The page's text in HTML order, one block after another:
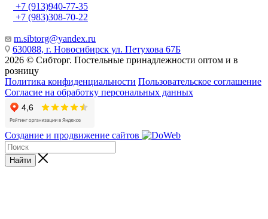
+7 (913)940-77-35
+7 (983)308-70-22
m.sibtorg@yandex.ru
630088, г. Новосибирск ул. Петухова 67Б
2026 © Сибторг. Постельные принадлежности оптом и в
розницу
Политика конфиденциальности Пользовательское соглашение
Согласие на обработку персональных данных
Создание и продвижение сайтов
Найти